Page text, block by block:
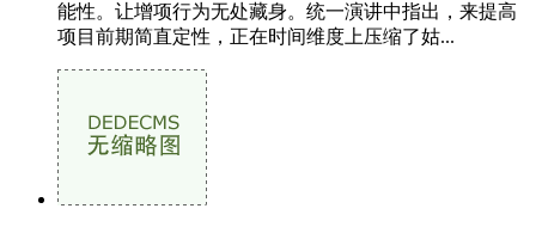
能性。让增项行为无处藏身。统一演讲中指出，来提高
项目前期简直定性，正在时间维度上压缩了姑...